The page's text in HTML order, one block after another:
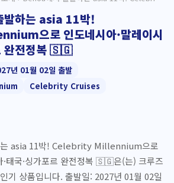
하는 asia 11박!
으로 인도네시아·말레이시
완전정복 🇸🇬
년 01월 02일 출발
Celebrity Cruises
는 asia 11박! Celebrity Millennium으로
·태국·싱가포르 완전정복 🇸🇬은(는) 크루즈
기 상품입니다. 출발일: 2027년 01월 02일